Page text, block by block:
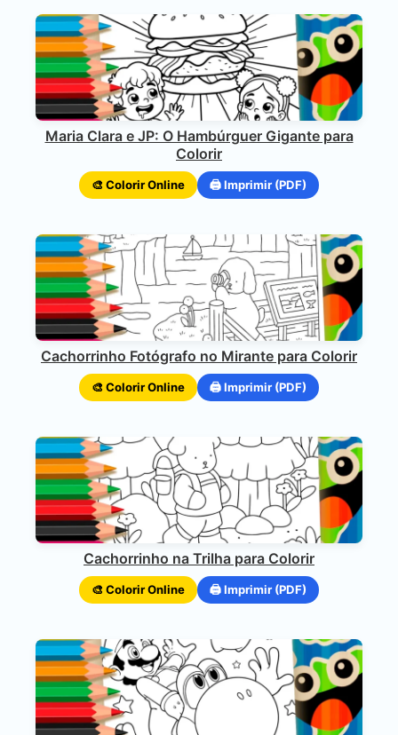
Maria Clara e JP: O Hambúrguer Gigante para
Colorir
🎨 Colorir Online 🖨️ Imprimir (PDF)
Cachorrinho Fotógrafo no Mirante para Colorir
🎨 Colorir Online 🖨️ Imprimir (PDF)
Cachorrinho na Trilha para Colorir
🎨 Colorir Online 🖨️ Imprimir (PDF)